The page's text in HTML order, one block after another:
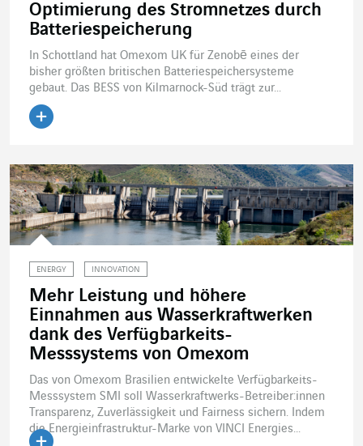
Optimierung des Stromnetzes durch
Batteriespeicherung
In Schottland hat Omexom UK für Zenobē eines der
bisher größten britischen Batteriespeichersysteme
gebaut. Das BESS von Kilmarnock-Süd trägt zur...
ENERGY INNOVATION
Mehr Leistung und höhere
Einnahmen aus Wasserkraftwerken
dank des Verfügbarkeits-
Messsystems von Omexom
Das von Omexom Brasilien entwickelte Verfügbarkeits-
Messsystem SMI soll Wasserkraftwerks-Betreiber:innen
Transparenz, Zuverlässigkeit und Fairness sichern. Indem
die Energieinfrastruktur-Marke von VINCI Energies...